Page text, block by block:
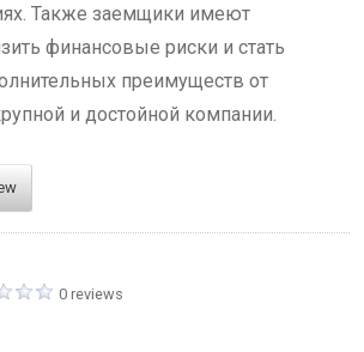
Также заемщики имеют
финансовые риски и стать
преимуществ от
и достойной компании.
0 reviews